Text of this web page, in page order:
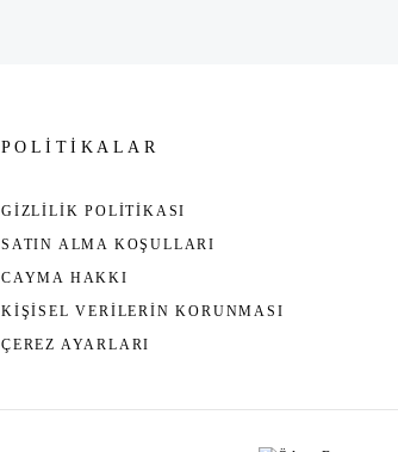
POLİTİKALAR
GİZLİLİK POLİTİKASI
SATIN ALMA KOŞULLARI
CAYMA HAKKI
KİŞİSEL VERİLERİN KORUNMASI
ÇEREZ AYARLARI